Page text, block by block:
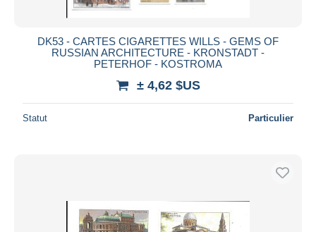
DK53 - CARTES CIGARETTES WILLS - GEMS OF
RUSSIAN ARCHITECTURE - KRONSTADT -
PETERHOF - KOSTROMA
± 4,62 $US
Statut Particulier